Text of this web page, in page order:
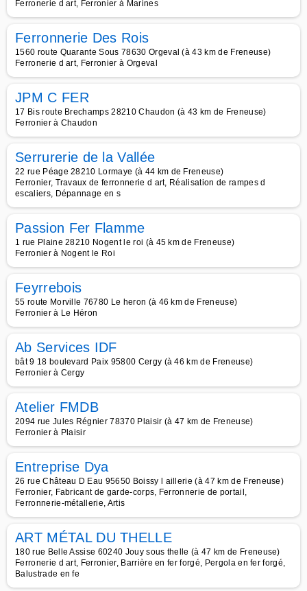
Ferronerie d art, Ferronier à Marines
Ferronnerie Des Rois
1560 route Quarante Sous 78630 Orgeval (à 43 km de Freneuse)
Ferronerie d art, Ferronier à Orgeval
JPM C FER
17 Bis route Brechamps 28210 Chaudon (à 43 km de Freneuse)
Ferronier à Chaudon
Serrurerie de la Vallée
22 rue Péage 28210 Lormaye (à 44 km de Freneuse)
Ferronier, Travaux de ferronnerie d art, Réalisation de rampes d
escaliers, Dépannage en s
Passion Fer Flamme
1 rue Plaine 28210 Nogent le roi (à 45 km de Freneuse)
Ferronier à Nogent le Roi
Feyrrebois
55 route Morville 76780 Le heron (à 46 km de Freneuse)
Ferronier à Le Héron
Ab Services IDF
bât 9 18 boulevard Paix 95800 Cergy (à 46 km de Freneuse)
Ferronier à Cergy
Atelier FMDB
2094 rue Jules Régnier 78370 Plaisir (à 47 km de Freneuse)
Ferronier à Plaisir
Entreprise Dya
26 rue Château D Eau 95650 Boissy l aillerie (à 47 km de Freneuse)
Ferronier, Fabricant de garde-corps, Ferronnerie de portail,
Ferronnerie-métallerie, Artis
ART MÉTAL DU THELLE
180 rue Belle Assise 60240 Jouy sous thelle (à 47 km de Freneuse)
Ferronerie d art, Ferronier, Barrière en fer forgé, Pergola en fer forgé,
Balustrade en fe